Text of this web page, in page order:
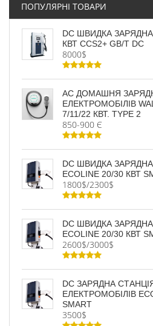
ПОПУЛЯРНІ ТОВАРИ
DC ШВИДКА ЗАРЯДНА
КВТ CCS2+ GB/T DC
8000$
AC ДОМАШНЯ
ЕЛЕКТРОМОБІЛІВ
7/11/22 КВТ. TYPE 2
850-900 Є
DC ШВИДКА
ECOLINE 20/30 КВТ
1800$/2300$
DC ШВИДКА ЗАРЯДНА
ECOLINE 20/30 КВТ
2600$/3000$
DC ЗАРЯДНА
ЕЛЕКТРОМОБІЛІВ
SMART
3500$